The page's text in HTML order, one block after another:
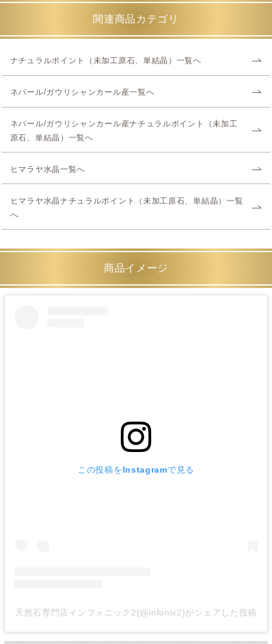
関連商品カテゴリ
ナチュラルポイント（未加工原石、単結晶）一覧へ
ネパール/ガウリシャンカール産一覧へ
ネパール/ガウリシャンカール産ナチュラルポイント（未加工
原石、単結晶）一覧へ
ヒマラヤ水晶一覧へ
ヒマラヤ水晶ナチュラルポイント（未加工原石、単結晶）一覧
へ
商品イメージ
この投稿をInstagramで見る
天然石専門店インフォニック2(@infonix2)がシェアした投稿